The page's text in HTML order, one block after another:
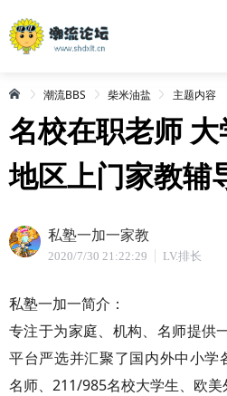
潮流BBS 柴米油盐 主题内容
名校在职老师
地区上门家教辅
私塾一加一家教
2020/7/30 21:22:29 LV.排长
私塾一加一简介：
专注于为家庭、机构、名师提供
平台严选并汇聚了国内外中小学
名师、211/985名校大学生、欧